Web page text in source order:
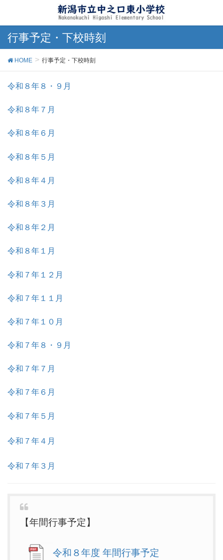
行事予定・下校時刻
HOME 行事予定・下校時刻
令和８年８・９月
令和８年７月
令和８年６月
令和８年５月
令和８年４月
令和８年３月
令和８年２月
令和８年１月
令和７年１２月
令和７年１１月
令和７年１０月
令和７年８・９月
令和７年７月
令和７年６月
令和７年５月
令和７年４月
令和７年３月
【年間行事予定】
令和８年度 年間行事予定